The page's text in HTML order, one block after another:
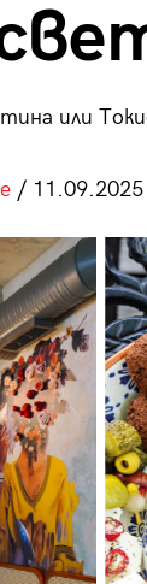
или
/ 11.09.2025
/29